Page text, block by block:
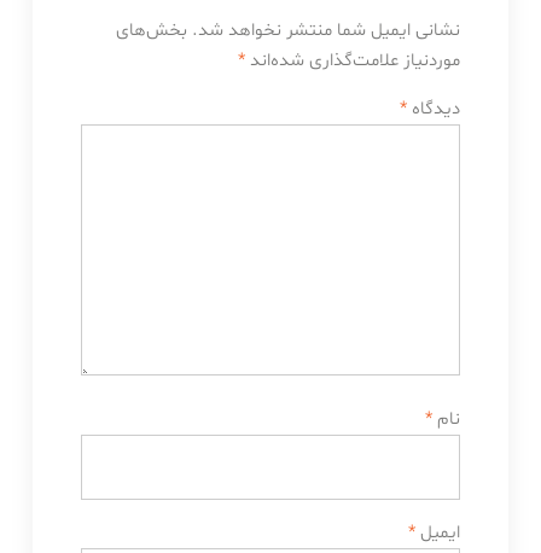
نشانی ایمیل شما منتشر نخواهد شد. بخش‌های
موردنیاز علامت‌گذاری شده‌اند *
دیدگاه *
نام *
ایمیل *